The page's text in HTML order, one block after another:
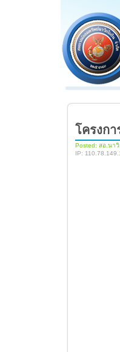
โครงก
Posted: สอ.นา
IP: